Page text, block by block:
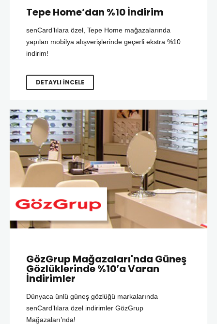
Tepe Home’dan %10 İndirim
senCard’lılara özel, Tepe Home mağazalarında
yapılan mobilya alışverişlerinde geçerli ekstra %10
indirim!
DETAYLI İNCELE
GözGrup Mağazaları'nda Güneş
Gözlüklerinde %10’a Varan
İndirimler
Dünyaca ünlü güneş gözlüğü markalarında
senCard’lılara özel indirimler GözGrup
Mağazaları’nda!